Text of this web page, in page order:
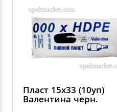
Пласт 15х33 (10уп)
Валентина черн.